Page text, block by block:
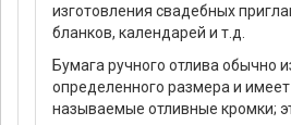
изготовления свадебных
бланков, календарей и т.д.
Бумага ручного отлива обычно
определенного размера и
называемые отливные кромки;